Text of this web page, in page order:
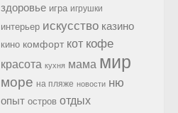
здоровье игра игрушки
интерьер искусство казино
кино комфорт кот кофе
красота кухня мама мир
море на пляже новости ню
опыт остров отдых